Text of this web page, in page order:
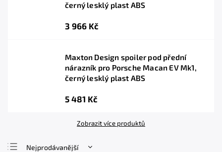
černý lesklý plast ABS
3 966 Kč
Maxton Design spoiler pod přední
nárazník pro Porsche Macan EV Mk1,
černý lesklý plast ABS
5 481 Kč
Zobrazit více produktů
Nejprodávanější